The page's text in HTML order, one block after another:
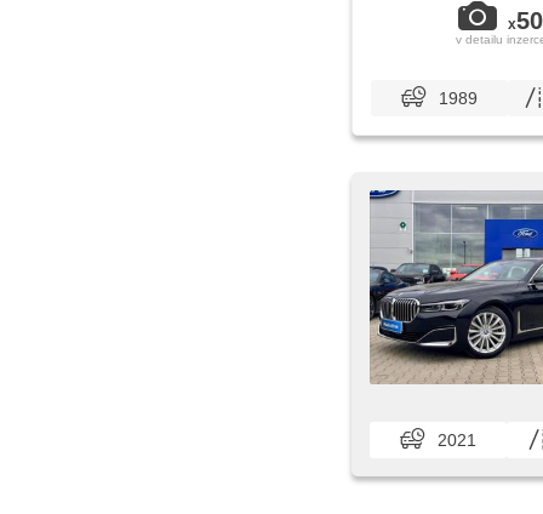
x50
v detailu
1989
2021